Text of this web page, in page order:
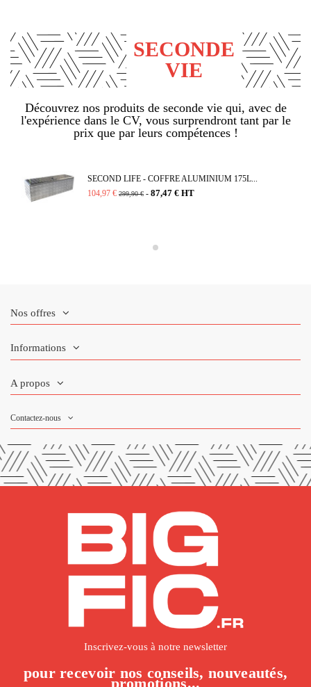
SECONDE
VIE
Découvrez nos produits de seconde vie qui, avec de
l'expérience dans le CV, vous surprendront tant par le
prix que par leurs compétences !
SECOND LIFE - COFFRE ALUMINIUM 175L...
104,97 € 299,90 € - 87,47 € HT
Nos offres
Informations
A propos
Contactez-nous
Inscrivez-vous à notre newsletter
pour recevoir nos conseils, nouveautés,
promotions...